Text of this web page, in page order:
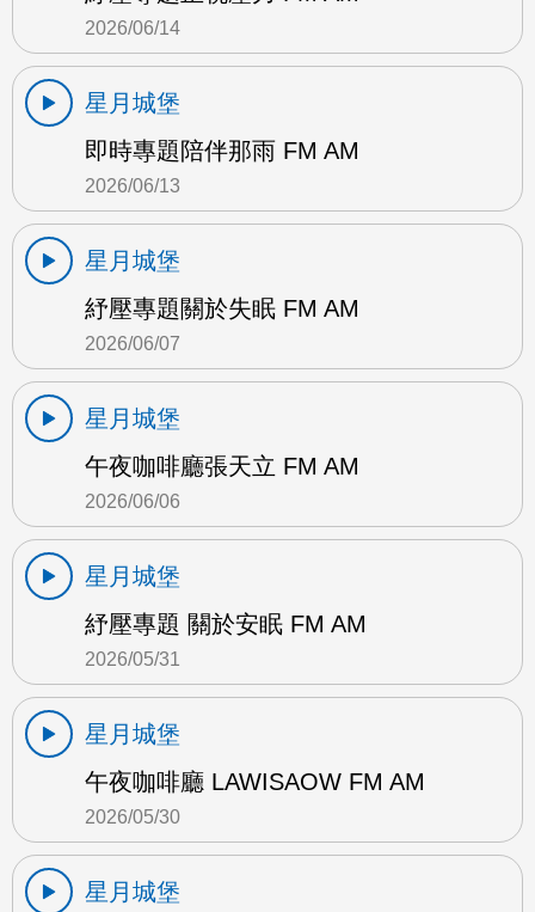
2026/06/14
星月城堡
即時專題陪伴那雨 FM AM
2026/06/13
星月城堡
紓壓專題關於失眠 FM AM
2026/06/07
星月城堡
午夜咖啡廳張天立 FM AM
2026/06/06
星月城堡
紓壓專題 關於安眠 FM AM
2026/05/31
星月城堡
午夜咖啡廳 LAWISAOW FM AM
2026/05/30
星月城堡